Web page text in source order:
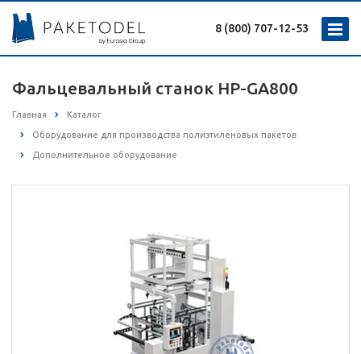
8 (800) 707-12-53
Фальцевальный станок HP-GA800
Главная Каталог
Оборудование для производства полиэтиленовых пакетов
Дополнительное оборудование